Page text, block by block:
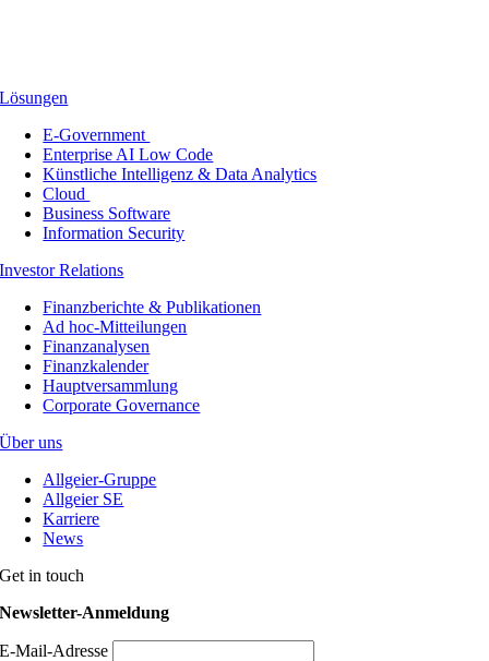
Lösungen
E-Government
Enterprise AI Low Code
Künstliche Intelligenz & Data Analytics
Cloud
Business Software
Information Security
Investor Relations
Finanzberichte & Publikationen
Ad hoc-Mitteilungen
Finanzanalysen
Finanzkalender
Hauptversammlung
Corporate Governance
Über uns
Allgeier-Gruppe
Allgeier SE
Karriere
News
Get in touch
Newsletter-Anmeldung
E-Mail-Adresse